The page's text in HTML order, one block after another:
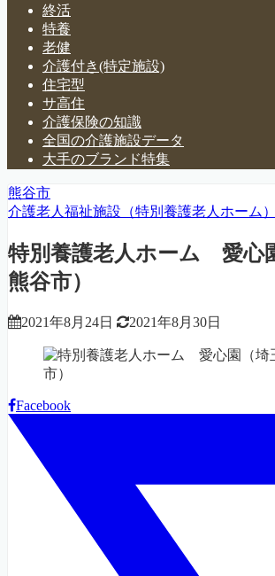
終活
特養
老健
介護付き(特定施設)
住宅型
サ高住
介護保険の知識
全国の介護施設データ
大手のブランド特集
熊谷市
介護老人福祉施設（特別養護老人ホーム）
特別養護老人ホーム 愛心
熊谷市）
2021年8月24日 2021年8月30日
Facebook